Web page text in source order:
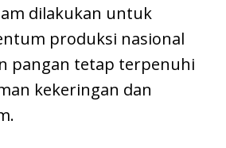
dilakukan untuk
produksi nasional
pangan tetap terpenuhi
kekeringan dan